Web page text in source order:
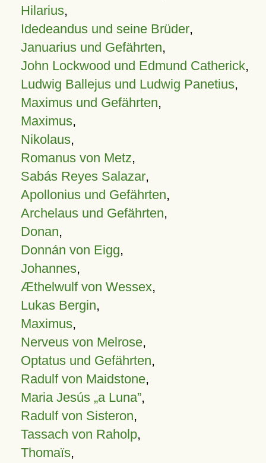
Hilarius,
Idedeandus und seine Brüder,
Januarius und Gefährten,
John Lockwood und Edmund Catherick,
Ludwig Ballejus und Ludwig Panetius,
Maximus und Gefährten,
Maximus,
Nikolaus,
Romanus von Metz,
Sabás Reyes Salazar,
Apollonius und Gefährten,
Archelaus und Gefährten,
Donan,
Donnán von Eigg,
Johannes,
Æthelwulf von Wessex,
Lukas Bergin,
Maximus,
Nerveus von Melrose,
Optatus und Gefährten,
Radulf von Maidstone,
Maria Jesús „a Luna”,
Radulf von Sisteron,
Tassach von Raholp,
Thomaïs,